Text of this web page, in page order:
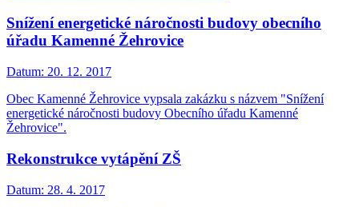
Snížení energetické náročnosti budovy obecního
úřadu Kamenné Žehrovice
Datum: 20. 12. 2017
Obec Kamenné Žehrovice vypsala zakázku s názvem "Snížení
energetické náročnosti budovy Obecního úřadu Kamenné
Žehrovice".
Rekonstrukce vytápění ZŠ
Datum: 28. 4. 2017